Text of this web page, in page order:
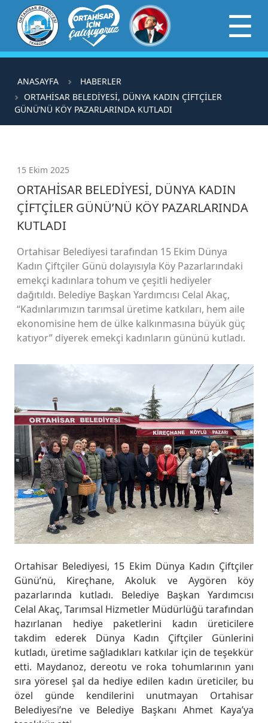
×
☰
ANASAYFA
HABERLER
ORTAHİSAR BELEDİYESİ, DÜNYA KADIN ÇİFTÇİLER
GÜNÜ’NÜ KÖY PAZARLARINDA KUTLADI
15 Ekim 2025
ORTAHİSAR BELEDİYESİ, DÜNYA KADIN
ÇİFTÇİLER GÜNÜ’NÜ KÖY PAZARLARINDA
KUTLADI
Ortahisar Belediyesi tarafından 15 Ekim Dünya
Kadın Çiftçiler Günü dolayısıyla Köy Pazarlarındaki
emekçi kadınlara tohum ve çeşitli hediyeler
dağıtıldı. Belediye Başkan Yardımcısı Celal Akaç,
“Kadınlarımızın tarımsal üretime katkıları, hem aile
ekonomisine hem de ülke kalkınmasına büyük güç
katıyor” diyerek emekçi kadınların gününü kutladı.
Ortahisar Belediyesi, 15 Ekim Dünya Kadın Çiftçiler
Günü’nü, Kireçhane, Akoluk ve Aygören köy
pazarlarında kutladı. Belediye Başkan Yardımcısı
Celal Akaç, Tarımsal Hizmetler Müdürlüğü tarafından
hazırlanan hediye paketlerini kadın üreticilere
takdim ederek Dünya Kadın Çiftçiler Günlerini
kutladı, üretime sağladıkları katkılar için de teşekkür
etti. Maydanoz, dereotu ve roka tohumlarının yanı
sıra yöresel şal da hediye edilen kadın üreticiler, bu
özel günde kendilerini unutmayan Ortahisar
Belediyesi’ne ve Belediye Başkanı Ahmet Kaya’ya